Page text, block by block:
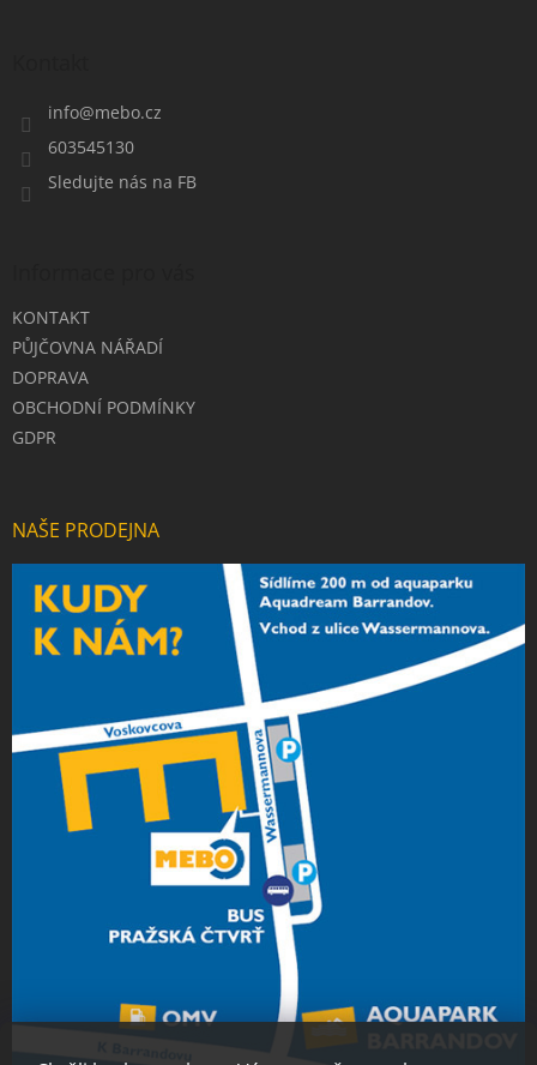
info@mebo.cz
603545130
Sledujte nás na FB
KONTAKT
PŮJČOVNA NÁŘADÍ
DOPRAVA
OBCHODNÍ PODMÍNKY
GDPR
NAŠE PRODEJNA